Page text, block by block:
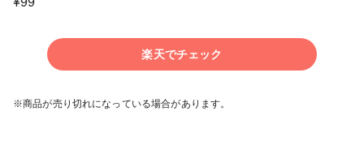
楽天でチェック
※商品が売り切れになっている場合があります。